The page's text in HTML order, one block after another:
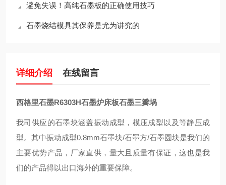
避免失误！高纯石墨板的正确使用技巧
石墨烧结模具其保养是尤为讲究的
详细介绍 在线留言
西格里石墨R6303H石墨炉床板石墨三瓣埚
我司供应的石墨块涵盖振动成型，模压成型以及等静压成
型。其中振动成型0.8mm石墨块/石墨方/石墨圆块是我们的
主要优势产品，厂家直供，量大且质量有保证，这也是我
们的产品得以出口海外的重要保障。